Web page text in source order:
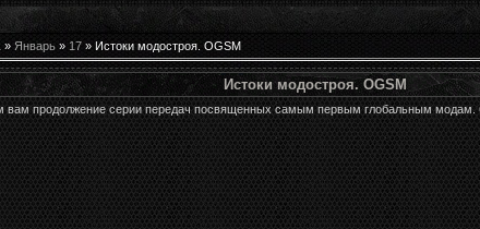
» Январь » 17 » Истоки модостроя. OGSM
Истоки модостроя. OGSM
вам продолжение серии передач посвященных самым первым глобальным модам.